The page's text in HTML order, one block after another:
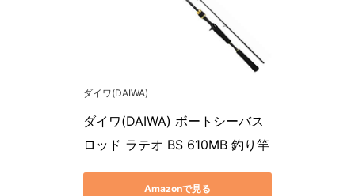
ダイワ(DAIWA)
ダイワ(DAIWA) ボートシーバス
ロッド ラテオ BS 610MB 釣り竿
Amazonで見る